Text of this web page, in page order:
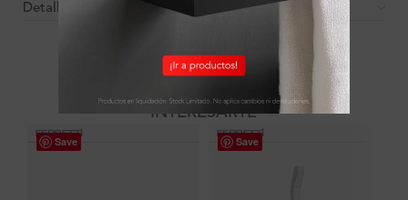
Detalles y Material
OTROS PRODUCTOS QUE PUEDEN
INTERESARTE
Save Save